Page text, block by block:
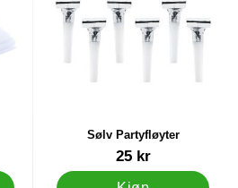
Sølv Partyfløyter
Varenummer 16520
25 kr